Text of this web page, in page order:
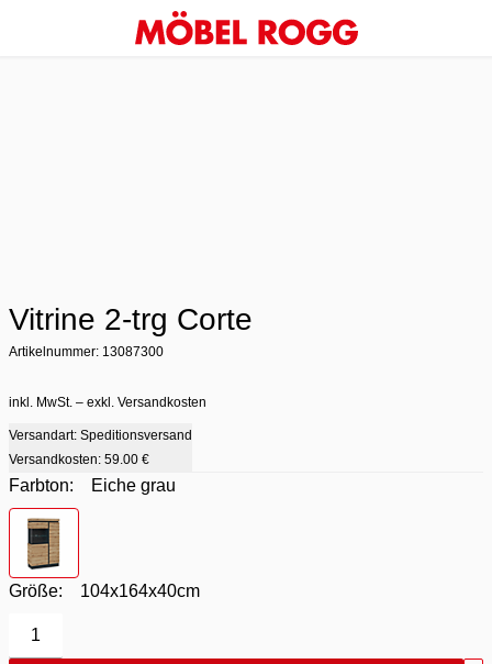
Vitrine 2-trg Corte
Artikelnummer: 13087300
inkl. MwSt. – exkl. Versandkosten
Versandart: Speditionsversand
Versandkosten: 59.00 €
Farbton:
Eiche grau
Farbton
Größe: 104x164x40cm
1